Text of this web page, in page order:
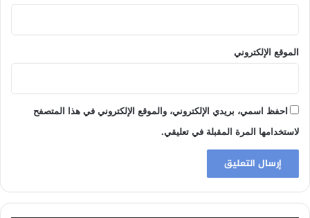
الموقع الإلكتروني
احفظ اسمي، بريدي الإلكتروني، والموقع الإلكتروني في هذا المتصفح
لاستخدامها المرة المقبلة في تعليقي.